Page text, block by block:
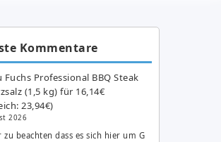
Kommentare
Fuchs Professional BBQ Steak
(1,5 kg) für 16,14€
23,94€)
2026
zu beachten dass es sich hier um G